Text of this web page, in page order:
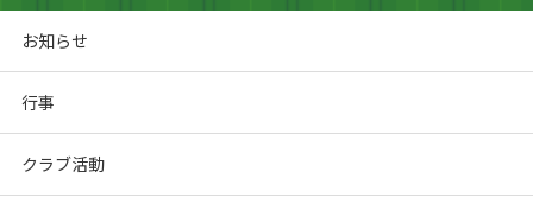
お知らせ
行事
クラブ活動